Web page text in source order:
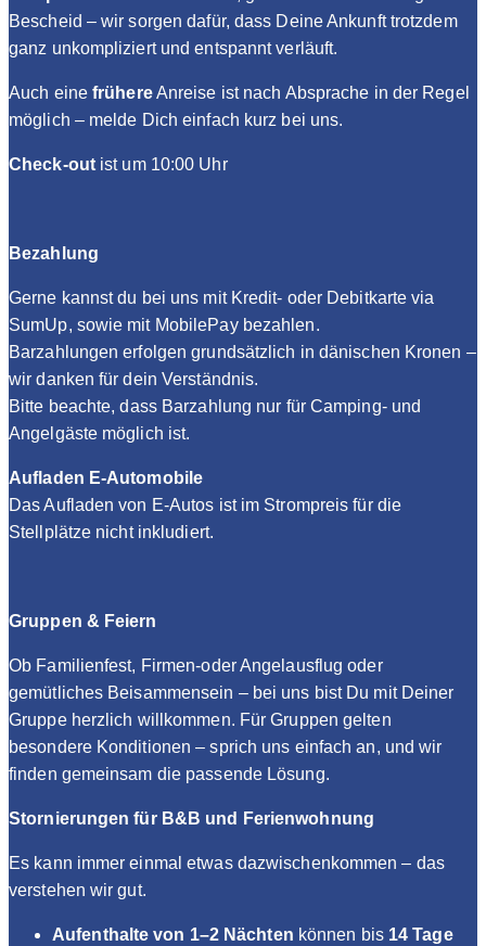
Bescheid – wir sorgen dafür, dass Deine Ankunft trotzdem
ganz unkompliziert und entspannt verläuft.
Auch eine frühereAnreise ist nach Absprache in der Regel
möglich – melde Dich einfach kurz bei uns.
Check-out ist um 10:00 Uhr
Bezahlung
Gerne kannst du bei uns mit Kredit- oder Debitkarte via
SumUp, sowie mit MobilePay bezahlen.
Barzahlungen erfolgen grundsätzlich in dänischen Kronen –
wir danken für dein Verständnis.
Bitte beachte, dass Barzahlung nur für Camping- und
Angelgäste möglich ist.
Aufladen E-Automobile
Das Aufladen von E-Autos ist im Strompreis für die
Stellplätze nicht inkludiert.
Gruppen & Feiern
Ob Familienfest, Firmen-oder Angelausflug oder
gemütliches Beisammensein – bei uns bist Du mit Deiner
Gruppe herzlich willkommen. Für Gruppen gelten
besondere Konditionen – sprich uns einfach an, und wir
finden gemeinsam die passende Lösung.
Stornierungen für B&B und Ferienwohnung
Es kann immer einmal etwas dazwischenkommen – das
verstehen wir gut.
Aufenthalte von 1–2 Nächten können bis 14 Tage